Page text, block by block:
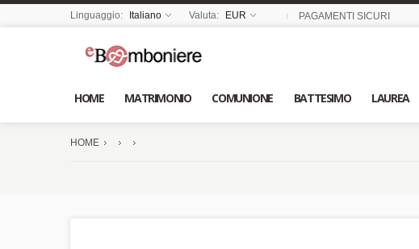
Linguaggio: Italiano Valuta: EUR PAGAMENTI SICURI
HOME MATRIMONIO COMUNIONE BATTESIMO LAUREA
HOME